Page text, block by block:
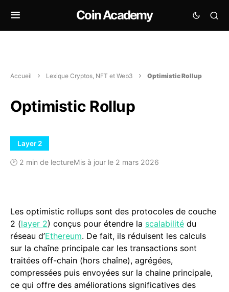
Coin Academy
Accueil Lexique Cryptos, NFT et Web3 Optimistic Rollup
Optimistic Rollup
Layer 2
🕑 2 min de lectureMis à jour le 2 mars 2026
Les optimistic rollups sont des protocoles de couche
2 (layer 2) conçus pour étendre la scalabilité du
réseau d’Ethereum. De fait, ils réduisent les calculs
sur la chaîne principale car les transactions sont
traitées off-chain (hors chaîne), agrégées,
compressées puis envoyées sur la chaine principale,
ce qui offre des améliorations significatives des